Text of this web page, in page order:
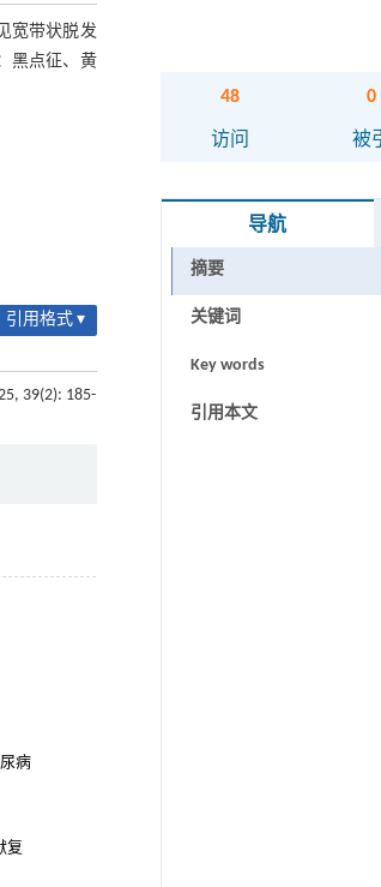
宽带状脱发
黑点征、黄
引用格式 ▾
39(2): 185-
48
访问
0
被引
导航
摘要
关键词
Key words
引用本文